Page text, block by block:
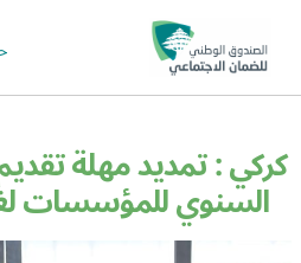
الخدمات
المركز
البحث
كركي : تمديد مهلة
السنوي للمؤسسات لغاية 15/